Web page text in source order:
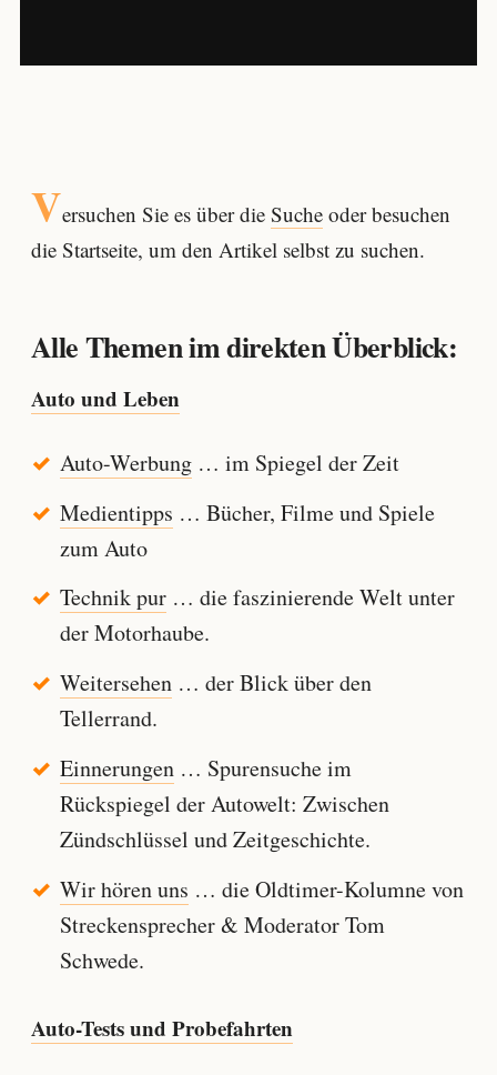
Versuchen Sie es über die Sucheoder besuchen
die Startseite, um den Artikel selbst zu suchen.
Alle Themen im direkten Überblick:
Auto und Leben
Auto-Werbung… im Spiegel der Zeit
Medientipps … Bücher, Filme und Spiele
zum Auto
Technik pur… die faszinierende Welt unter
der Motorhaube.
Weitersehen… der Blick über den
Tellerrand.
Einnerungen… Spurensuche im
Rückspiegel der Autowelt: Zwischen
Zündschlüssel und Zeitgeschichte.
Wir hören uns … die Oldtimer-Kolumne von
Streckensprecher & Moderator Tom
Schwede.
Auto-Tests und Probefahrten